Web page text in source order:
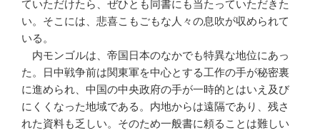
ていただけたら、ぜひとも同書にも当たっていただきた
い。そこには、悲喜こもごもな人々の息吹が収められて
いる。
内モンゴルは、帝国日本のなかでも特異な地位にあっ
た。日中戦争前は関東軍を中心とする工作の手が秘密裏
に進められ、中国の中央政府の手が一時的とはいえ及び
にくくなった地域である。内地からは遠隔であり、残さ
れた資料も乏しい。そのため一般書に頼ることは難しい